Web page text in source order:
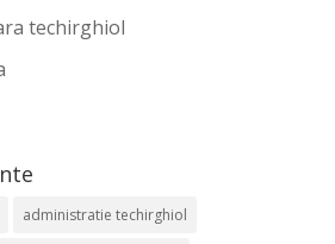
techirghiol
administratie techirghiol